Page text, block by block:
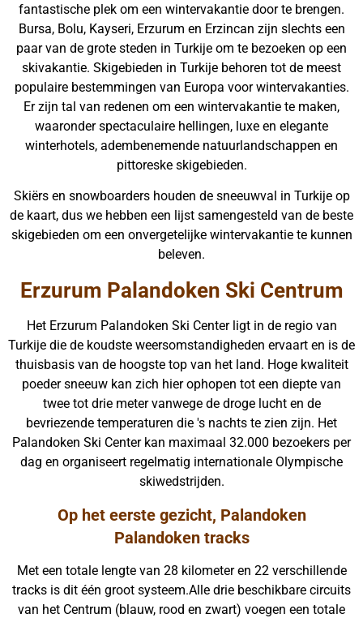
fantastische plek om een wintervakantie door te brengen.
Bursa, Bolu, Kayseri, Erzurum en Erzincan zijn slechts een
paar van de grote steden in Turkije om te bezoeken op een
skivakantie. Skigebieden in Turkije behoren tot de meest
populaire bestemmingen van Europa voor wintervakanties.
Er zijn tal van redenen om een wintervakantie te maken,
waaronder spectaculaire hellingen, luxe en elegante
winterhotels, adembenemende natuurlandschappen en
pittoreske skigebieden.
Skiërs en snowboarders houden de sneeuwval in Turkije op
de kaart, dus we hebben een lijst samengesteld van de beste
skigebieden om een onvergetelijke wintervakantie te kunnen
beleven.
Erzurum Palandoken Ski Centrum
Het Erzurum Palandoken Ski Center ligt in de regio van
Turkije die de koudste weersomstandigheden ervaart en is de
thuisbasis van de hoogste top van het land. Hoge kwaliteit
poeder sneeuw kan zich hier ophopen tot een diepte van
twee tot drie meter vanwege de droge lucht en de
bevriezende temperaturen die 's nachts te zien zijn. Het
Palandoken Ski Center kan maximaal 32.000 bezoekers per
dag en organiseert regelmatig internationale Olympische
skiwedstrijden.
Op het eerste gezicht, Palandoken
Palandoken tracks
Met een totale lengte van 28 kilometer en 22 verschillende
tracks is dit één groot systeem.Alle drie beschikbare circuits
van het Centrum (blauw, rood en zwart) voegen een totale